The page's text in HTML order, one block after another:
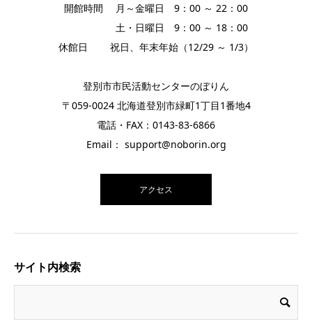
開館時間 月～金曜日 9：00 ～ 22：00
土・日曜日 9：00 ～ 18：00
休館日 祝日、年末年始（12/29 ～ 1/3）
登別市市民活動センターのぼりん
〒059-0024 北海道登別市緑町1丁目1番地4
電話・FAX：0143-83-6866
Email： support@noborin.org
アクセス
サイト内検索